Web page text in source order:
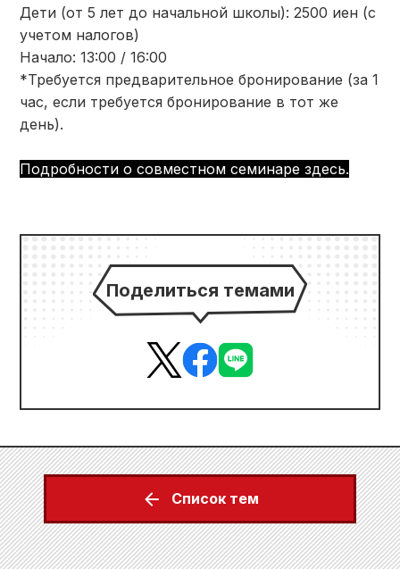
Дети (от 5 лет до начальной школы): 2500 иен (с
учетом налогов)
Начало: 13:00 / 16:00
*Требуется предварительное бронирование (за 1
час, если требуется бронирование в тот же
день).
Подробности о совместном семинаре здесь.
Поделиться темами
Список тем